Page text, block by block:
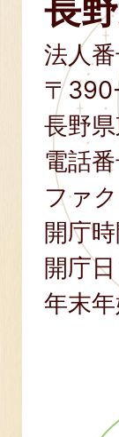
長
法人
〒
長野
電話
ファ
開庁
開庁
年末年